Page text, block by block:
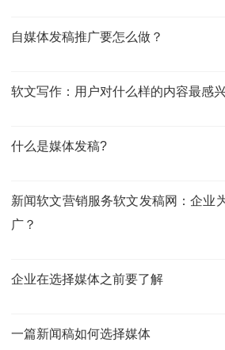
自媒体发稿推广要怎么做？
软文写作：用户对什么样的内容最感
什么是媒体发稿?
新闻软文营销服务软文发稿网：企业
广？
企业在选择媒体之前要了解
一篇新闻稿如何选择媒体